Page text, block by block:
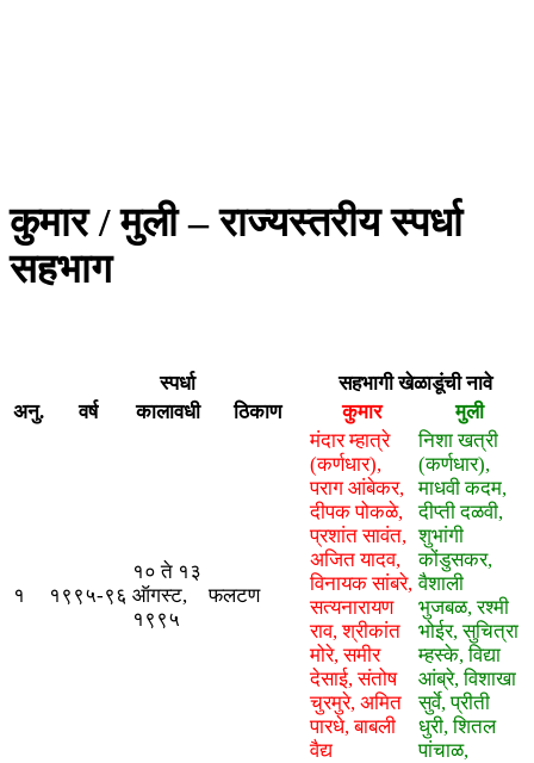
कुमार / मुली – राज्यस्तरीय स्पर्धा
सहभाग
स्पर्धा
सहभागी खेळाडूंची नावे
अनु.
वर्ष कालावधी ठिकाण कुमार मुली
१ १९९५-९६
१० ते १३
ऑगस्ट,
१९९५
फलटण
मंदार म्हात्रे
(कर्णधार),
पराग आंबेकर,
दीपक पोकळे,
प्रशांत सावंत,
अजित यादव,
विनायक सांबरे,
सत्यनारायण
राव, श्रीकांत
मोरे, समीर
देसाई, संतोष
चुरमुरे, अमित
पारधे, बाबली
वैद्य
निशा खत्री
(कर्णधार),
माधवी कदम,
दीप्ती दळवी,
शुभांगी
कोंडुसकर,
वैशाली
भुजबळ, रश्मी
भोईर, सुचित्रा
म्हस्के, विद्या
आंब्रे, विशाखा
सुर्वे, प्रीती
धुरी, शितल
पांचाळ,